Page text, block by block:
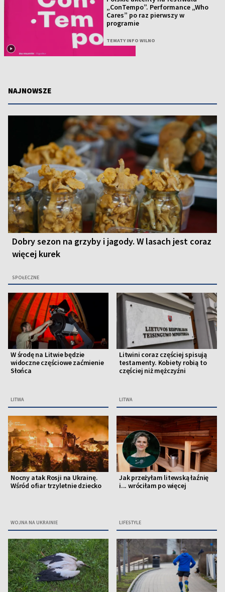
„ConTempo”. Performance „Who
Cares” po raz pierwszy w
programie
TEMATY INFO WILNO
NAJNOWSZE
Dobry sezon na grzyby i jagody. W lasach jest coraz
więcej kurek
SPOŁECZNE
W środę na Litwie będzie
widoczne częściowe zaćmienie
Słońca
LITWA
Litwini coraz częściej spisują
testamenty. Kobiety robią to
częściej niż mężczyźni
LITWA
Nocny atak Rosji na Ukrainę.
Wśród ofiar trzyletnie dziecko
WOJNA NA UKRAINIE
Jak przeżyłam litewską łaźnię
i... wróciłam po więcej
LIFESTYLE